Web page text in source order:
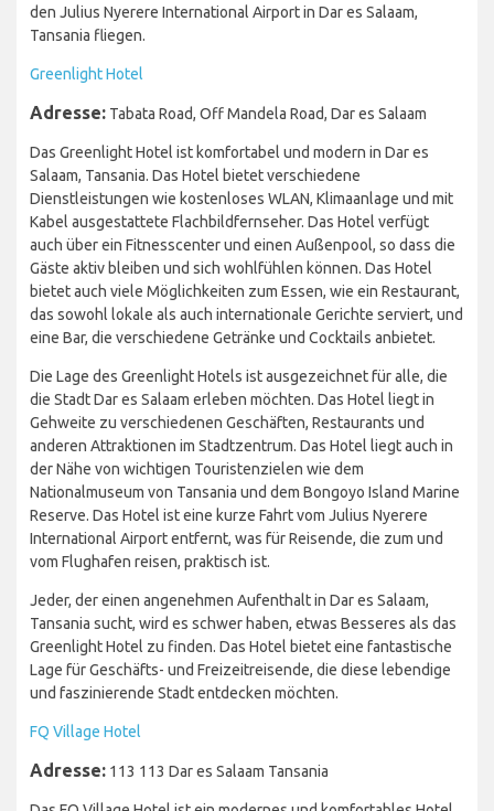
den Julius Nyerere International Airport in Dar es Salaam,
Tansania fliegen.
Greenlight Hotel
Adresse: Tabata Road, Off Mandela Road, Dar es Salaam
Das Greenlight Hotel ist komfortabel und modern in Dar es
Salaam, Tansania. Das Hotel bietet verschiedene
Dienstleistungen wie kostenloses WLAN, Klimaanlage und mit
Kabel ausgestattete Flachbildfernseher. Das Hotel verfügt
auch über ein Fitnesscenter und einen Außenpool, so dass die
Gäste aktiv bleiben und sich wohlfühlen können. Das Hotel
bietet auch viele Möglichkeiten zum Essen, wie ein Restaurant,
das sowohl lokale als auch internationale Gerichte serviert, und
eine Bar, die verschiedene Getränke und Cocktails anbietet.
Die Lage des Greenlight Hotels ist ausgezeichnet für alle, die
die Stadt Dar es Salaam erleben möchten. Das Hotel liegt in
Gehweite zu verschiedenen Geschäften, Restaurants und
anderen Attraktionen im Stadtzentrum. Das Hotel liegt auch in
der Nähe von wichtigen Touristenzielen wie dem
Nationalmuseum von Tansania und dem Bongoyo Island Marine
Reserve. Das Hotel ist eine kurze Fahrt vom Julius Nyerere
International Airport entfernt, was für Reisende, die zum und
vom Flughafen reisen, praktisch ist.
Jeder, der einen angenehmen Aufenthalt in Dar es Salaam,
Tansania sucht, wird es schwer haben, etwas Besseres als das
Greenlight Hotel zu finden. Das Hotel bietet eine fantastische
Lage für Geschäfts- und Freizeitreisende, die diese lebendige
und faszinierende Stadt entdecken möchten.
FQ Village Hotel
Adresse: 113 113 Dar es Salaam Tansania